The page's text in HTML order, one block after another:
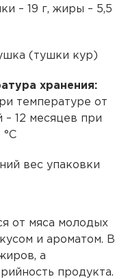
– 19 г, жиры – 5,5
(тушки кур)
хранения:
температуре от
12 месяцев при
°С
вес упаковки
от мяса молодых
и ароматом. В
а
продукта.